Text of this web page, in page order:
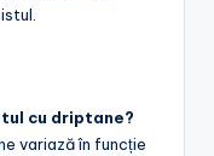
cu driptane?
variază în funcție